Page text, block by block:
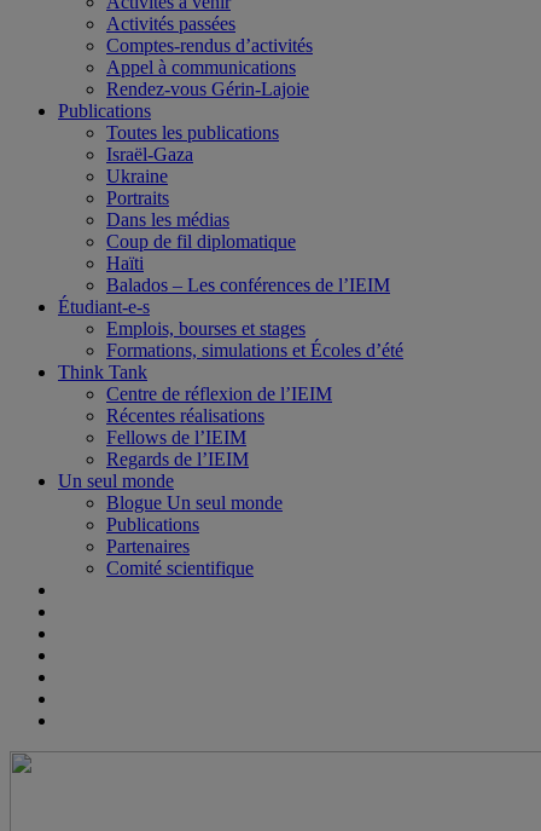
Activités passées
Comptes-rendus d’activités
Appel à communications
Rendez-vous Gérin-Lajoie
Publications
Toutes les publications
Israël-Gaza
Ukraine
Portraits
Dans les médias
Coup de fil diplomatique
Haïti
Balados – Les conférences de l’IEIM
Étudiant-e-s
Emplois, bourses et stages
Formations, simulations et Écoles d’été
Think Tank
Centre de réflexion de l’IEIM
Récentes réalisations
Fellows de l’IEIM
Regards de l’IEIM
Un seul monde
Blogue Un seul monde
Publications
Partenaires
Comité scientifique